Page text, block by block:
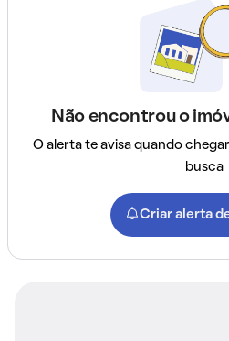
Não encontrou o
O alerta te avisa quando
busca
Criar alerta